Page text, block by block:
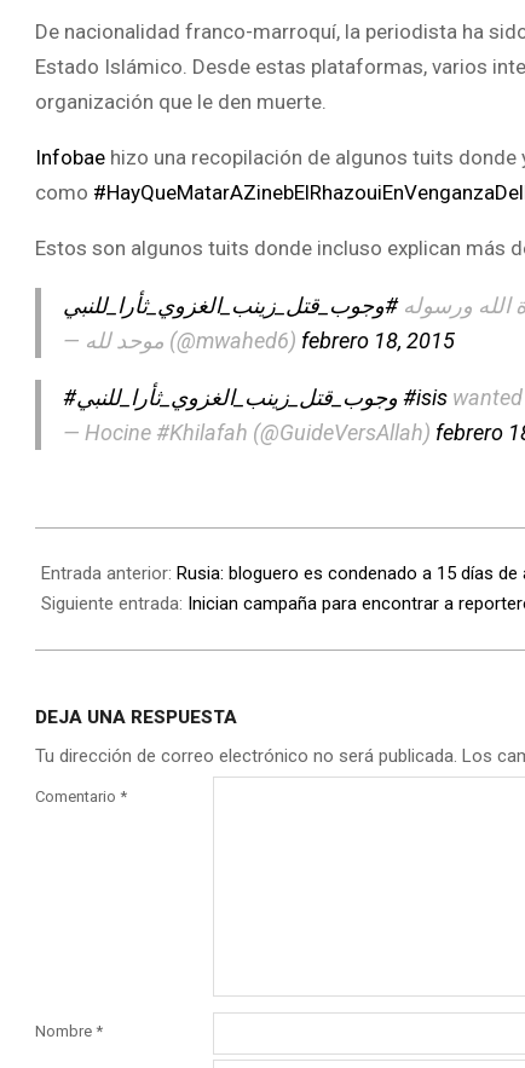
De nacionalidad franco-marroquí, la periodista ha
Estado Islámico. Desde estas plataformas, varios
organización que le den muerte.
Infobae hizo una recopilación de algunos tuits
como
Estos son algunos tuits donde incluso explican más
الله ورسوله#وجوب_قتل_زينب_الغزوي_ثأرا_للنبي
— موحد لله (@mwahed6) febrero 18, 2015
#وجوب_قتل_زينب_الغزوي_ثأرا_للنبي #isis
— Hocine #Khilafah (@GuideVersAllah) febrero
Entrada anterior: Rusia: bloguero es condenado a 15 días de
Siguiente entrada: Inician campaña para encontrar a
DEJA UNA RESPUESTA
Tu dirección de correo electrónico no será publicada. Los
Comentario *
Nombre *